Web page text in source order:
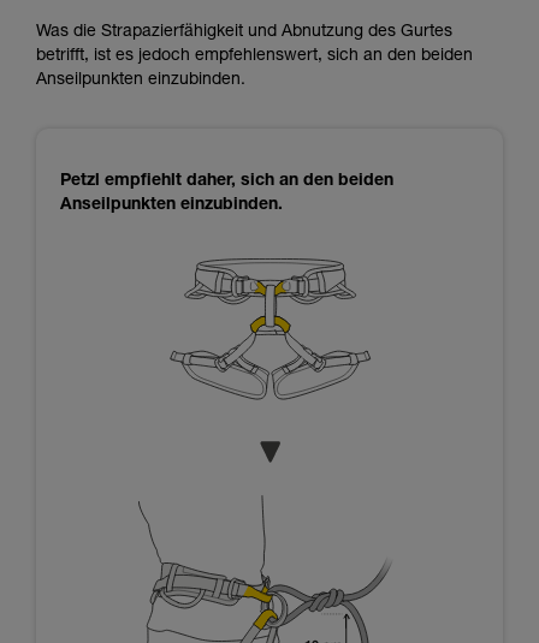
Was die Strapazierfähigkeit und Abnutzung des Gurtes
betrifft, ist es jedoch empfehlenswert, sich an den beiden
Anseilpunkten einzubinden.
Petzl empfiehlt daher, sich an den beiden
Anseilpunkten einzubinden.